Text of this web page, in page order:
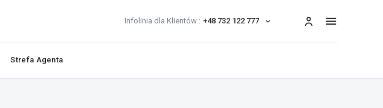
Infolinia dla Klientów : +48 732 122 777 menu
Strefa Agenta